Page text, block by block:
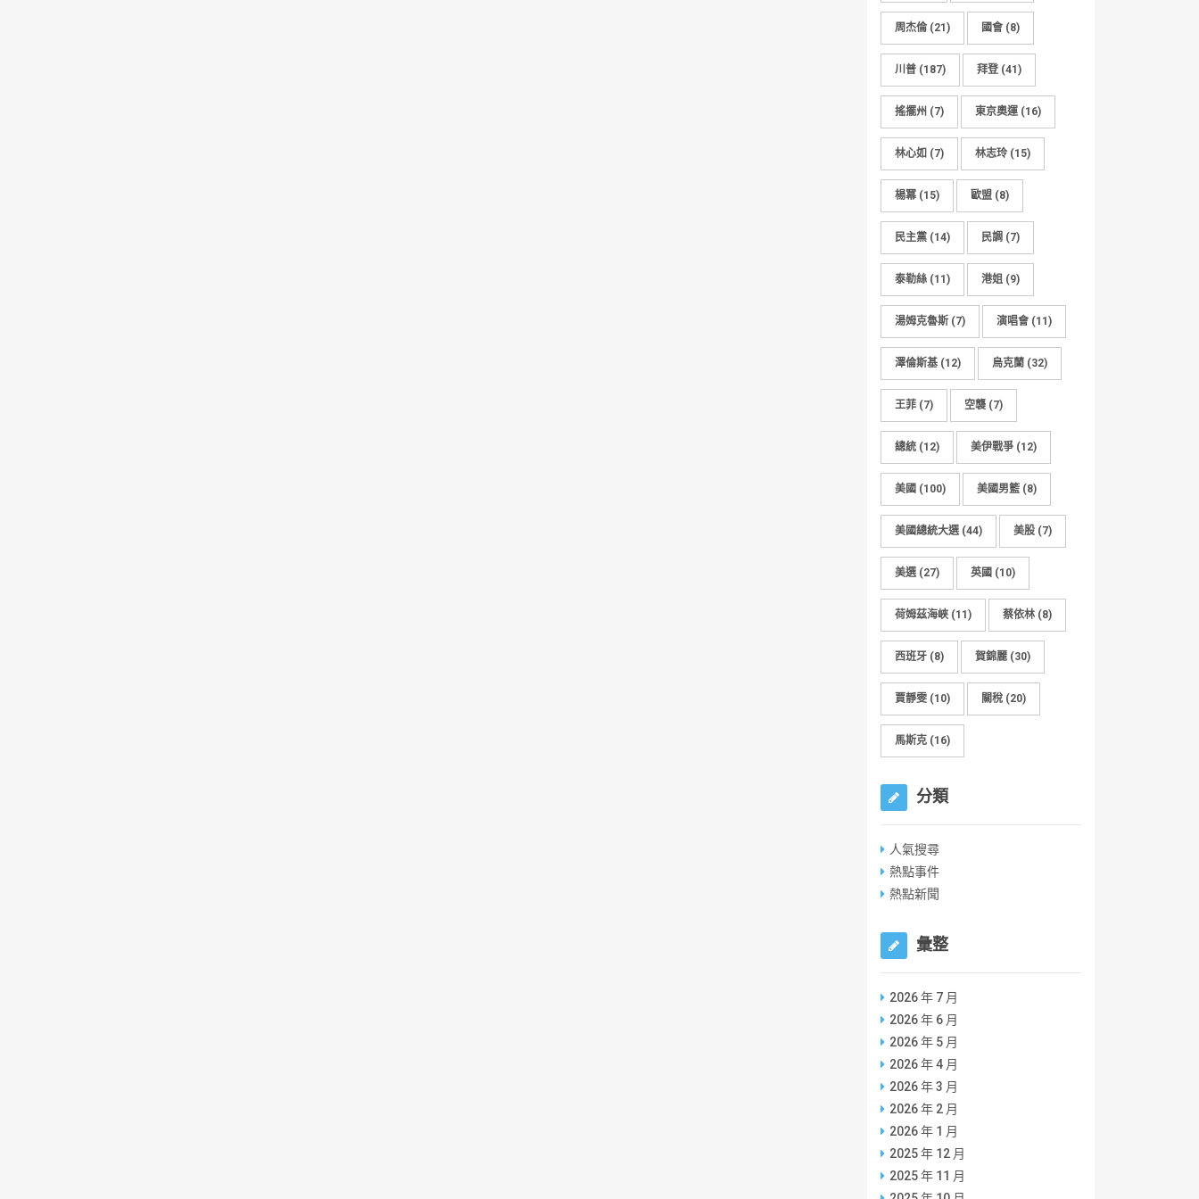
周杰倫 (21) 國會 (8)
川普 (187) 拜登 (41)
搖擺州 (7) 東京奧運(16)
林心如 (7) 林志玲 (15)
楊冪 (15) 歐盟 (8)
民主黨 (14) 民調 (7)
泰勒絲 (11) 港姐 (9)
湯姆克魯斯 (7) 演唱會 (11)
澤倫斯基 (12) 烏克蘭 (32)
王菲 (7) 空襲 (7)
總統 (12) 美伊戰爭 (12)
美國 (100) 美國男籃 (8)
美國總統大選(44) 美股 (7)
美選(27) 英國 (10)
荷姆茲海峽 (11) 蔡依林 (8)
西班牙 (8) 賀錦麗 (30)
賈靜雯 (10) 關稅 (20)
馬斯克 (16)
分類
人氣搜尋
熱點事件
熱點新聞
彙整
2026 年 7 月
2026 年 6 月
2026 年 5 月
2026 年 4 月
2026 年 3 月
2026 年 2 月
2026 年 1 月
2025 年 12 月
2025 年 11 月